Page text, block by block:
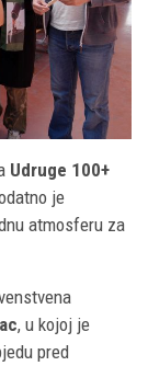
Udruge 100+
je
atmosferu za
, u kojoj je
pred